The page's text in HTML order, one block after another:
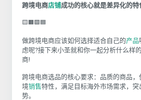
跨境电商店铺成功的核心就是差异化的特
🟨🟧🟩🟦
做跨境电商应该如何选择适合自己的产品
虑呢?接下来小圣就和你一起分析什么样
商!
跨境电商选品的核心要求：品质的商品
境销售特性，满足目标海外市场需求，
势。